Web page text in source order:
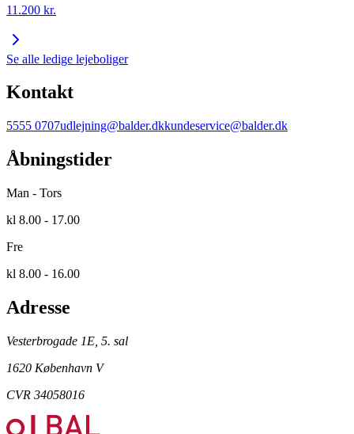
11.200 kr.
Se alle ledige lejeboliger
Kontakt
5555 0707udlejning@balder.dkkundeservice@balder.dk
Åbningstider
Man - Tors
kl 8.00 - 17.00
Fre
kl 8.00 - 16.00
Adresse
Vesterbrogade 1E, 5. sal
1620 København V
CVR 34058016